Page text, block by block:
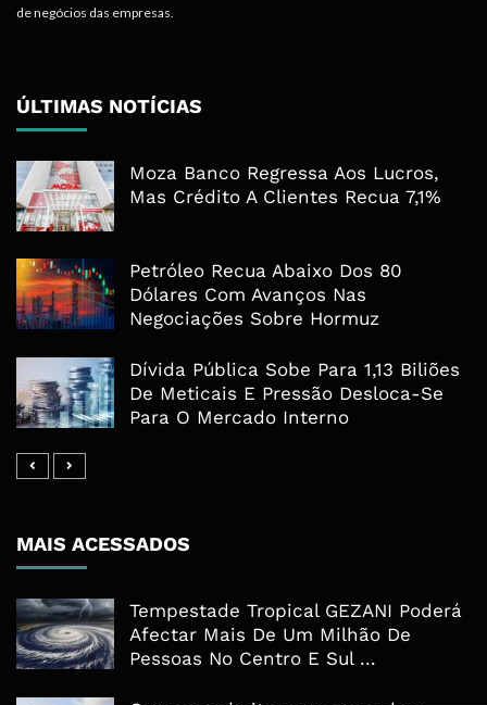
de negócios das empresas.
ÚLTIMAS NOTÍCIAS
Moza Banco Regressa Aos Lucros,
Mas Crédito A Clientes Recua 7,1%
Petróleo Recua Abaixo Dos 80
Dólares Com Avanços Nas
Negociações Sobre Hormuz
Dívida Pública Sobe Para 1,13 Biliões
De Meticais E Pressão Desloca-Se
Para O Mercado Interno
MAIS ACESSADOS
Tempestade Tropical GEZANI Poderá
Afectar Mais De Um Milhão De
Pessoas No Centro E Sul ...